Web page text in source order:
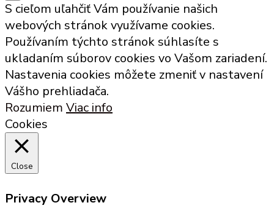
S cieľom uľahčiť Vám používanie našich
webových stránok využívame cookies.
Používaním týchto stránok súhlasíte s
ukladaním súborov cookies vo Vašom zariadení.
Nastavenia cookies môžete zmeniť v nastavení
Vášho prehliadača.
Rozumiem Viac info
Cookies
Close
Privacy Overview